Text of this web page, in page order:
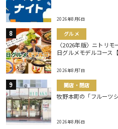
2026年8月6日
グルメ
〈2026年版〉ニトリ
日グルメモデルコース
2026年8月7日
開店・閉店
牧野本町の「フルーツ
2026年8月6日